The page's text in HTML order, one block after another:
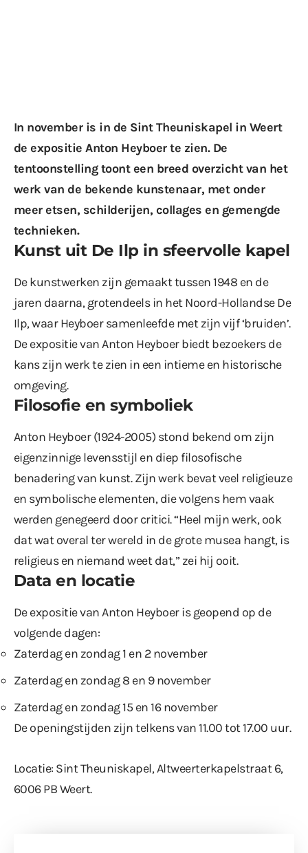
In november is in de Sint Theuniskapel in Weert
de expositie Anton Heyboer te zien. De
tentoonstelling toont een breed overzicht van het
werk van de bekende kunstenaar, met onder
meer etsen, schilderijen, collages en gemengde
technieken.
Kunst uit De Ilp in sfeervolle kapel
De kunstwerken zijn gemaakt tussen 1948 en de
jaren daarna, grotendeels in het Noord-Hollandse De
Ilp, waar Heyboer samenleefde met zijn vijf ‘bruiden’.
De expositie van Anton Heyboer biedt bezoekers de
kans zijn werk te zien in een intieme en historische
omgeving.
Filosofie en symboliek
Anton Heyboer (1924-2005) stond bekend om zijn
eigenzinnige levensstijl en diep filosofische
benadering van kunst. Zijn werk bevat veel religieuze
en symbolische elementen, die volgens hem vaak
werden genegeerd door critici. “Heel mijn werk, ook
dat wat overal ter wereld in de grote musea hangt, is
religieus en niemand weet dat,” zei hij ooit.
Data en locatie
De expositie van Anton Heyboer is geopend op de
volgende dagen:
Zaterdag en zondag 1 en 2 november
Zaterdag en zondag 8 en 9 november
Zaterdag en zondag 15 en 16 november
De openingstijden zijn telkens van 11.00 tot 17.00 uur.
Locatie: Sint Theuniskapel, Altweerterkapelstraat 6,
6006 PB Weert.